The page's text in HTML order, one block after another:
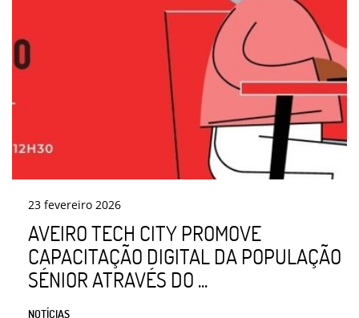
23 fevereiro 2026
AVEIRO TECH CITY PROMOVE
CAPACITAÇÃO DIGITAL DA POPULAÇÃO
SÉNIOR ATRAVÉS DO ...
NOTÍCIAS